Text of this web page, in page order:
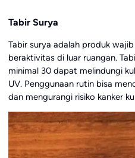
Tabir Surya
Tabir surya adalah produk
beraktivitas di luar ruangan.
minimal 30 dapat melindungi
UV. Penggunaan rutin bisa
dan mengurangi risiko kanker